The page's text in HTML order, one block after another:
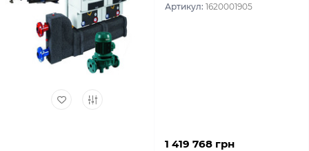
Артикул: 1620001905
1 419 768 грн